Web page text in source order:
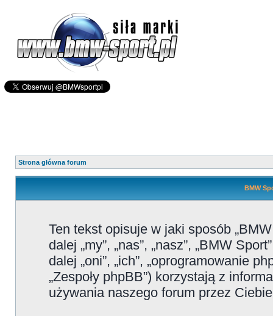
Strona główna forum
BMW
Ten tekst opisuje w jaki sposób
dalej „my”, „nas”, „nasz”, „BMW
dalej „oni”, „ich”, „oprogramowanie
„Zespoły phpBB”) korzystają z
używania naszego forum przez